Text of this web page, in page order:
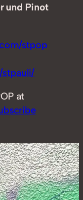
und Pinot
stpop
stpauli/
at